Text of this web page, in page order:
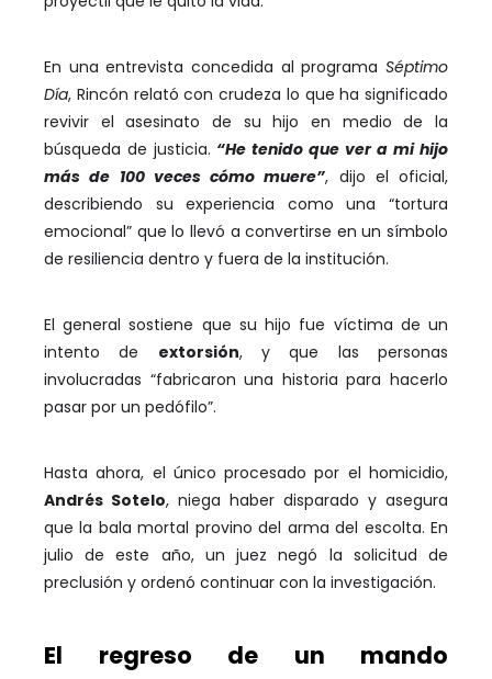
En una entrevista concedida al programa Séptimo
Día, Rincón relató con crudeza lo que ha significado
revivir el asesinato de su hijo en medio de la
búsqueda de justicia. “He tenido que ver a mi hijo
más de 100 veces cómo muere”, dijo el oficial,
describiendo su experiencia como una “tortura
emocional” que lo llevó a convertirse en un símbolo
de resiliencia dentro y fuera de la institución.
El general sostiene que su hijo fue víctima de un
intento de extorsión, y que las personas
involucradas “fabricaron una historia para hacerlo
pasar por un pedófilo”.
Hasta ahora, el único procesado por el homicidio,
Andrés Sotelo, niega haber disparado y asegura
que la bala mortal provino del arma del escolta. En
julio de este año, un juez negó la solicitud de
preclusión y ordenó continuar con la investigación.
El regreso de un mando